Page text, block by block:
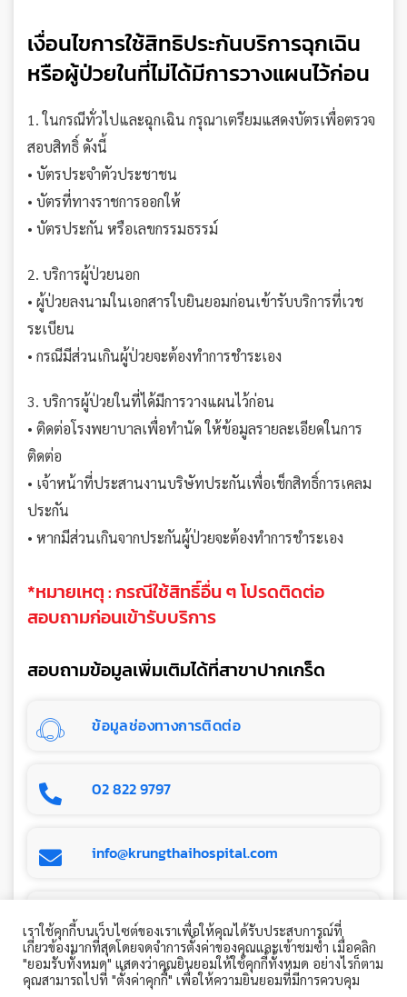
เงื่อนไขการใช้สิทธิประกันบริการฉุกเฉิน
หรือผู้ป่วยในที่ไม่ได้มีการวางแผนไว้ก่อน
1. ในกรณีทั่วไปและฉุกเฉิน กรุณาเตรียมแสดงบัตรเพื่อตรวจ
สอบสิทธิ์ ดังนี้
• บัตรประจำตัวประชาชน
• บัตรที่ทางราชการออกให้
• บัตรประกัน หรือเลขกรรมธรรม์
2. บริการผู้ป่วยนอก
• ผู้ป่วยลงนามในเอกสารใบยินยอมก่อนเข้ารับบริการที่เวช
ระเบียน
• กรณีมีส่วนเกินผู้ป่วยจะต้องทำการชำระเอง
3. บริการผู้ป่วยในที่ได้มีการวางแผนไว้ก่อน
• ติดต่อโรงพยาบาลเพื่อทำนัด ให้ข้อมูลรายละเอียดในการ
ติดต่อ
• เจ้าหน้าที่ประสานงานบริษัทประกันเพื่อเช็กสิทธิ์การเคลม
ประกัน
• หากมีส่วนเกินจากประกันผู้ป่วยจะต้องทำการชำระเอง
*หมายเหตุ : กรณีใช้สิทธิ์อื่น ๆ โปรดติดต่อ
สอบถามก่อนเข้ารับบริการ
สอบถามข้อมูลเพิ่มเติมได้ที่สาขาปากเกร็ด
ข้อมูลช่องทางการติดต่อ
02 822 9797
info@krungthaihospital.com
เพจโรงพยาบาลกรุงไทย
เราใช้คุกกี้บนเว็บไซต์ของเราเพื่อให้คุณได้รับประสบการณ์ที่
เกี่ยวข้องมากที่สุดโดยจดจำการตั้งค่าของคุณและเข้าชมซ้ำ เมื่อคลิก
"ยอมรับทั้งหมด" แสดงว่าคุณยินยอมให้ใช้คุกกี้ทั้งหมด อย่างไรก็ตาม
คุณสามารถไปที่ "ตั้งค่าคุกกี้" เพื่อให้ความยินยอมที่มีการควบคุม